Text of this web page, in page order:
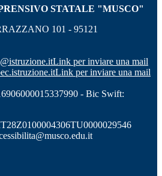
STATALE "MUSCO"
101 - 95121
Link per inviare una mail
Link per inviare una mail
- Bic Swift: